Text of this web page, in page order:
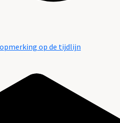
op de tijdlijn